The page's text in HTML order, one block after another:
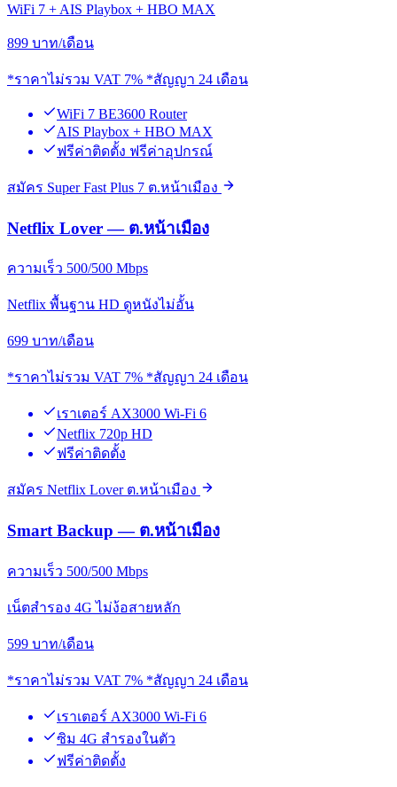
WiFi 7 + AIS Playbox + HBO MAX
899 บาท/เดือน
*ราคาไม่รวม VAT 7% *สัญญา 24 เดือน
WiFi 7 BE3600 Router
AIS Playbox + HBO MAX
ฟรีค่าติดตั้ง ฟรีค่าอุปกรณ์
สมัคร Super Fast Plus 7 ต.หน้าเมือง
Netflix Lover — ต.หน้าเมือง
ความเร็ว 500/500 Mbps
Netflix พื้นฐาน HD ดูหนังไม่อั้น
699 บาท/เดือน
*ราคาไม่รวม VAT 7% *สัญญา 24 เดือน
เราเตอร์ AX3000 Wi-Fi 6
Netflix 720p HD
ฟรีค่าติดตั้ง
สมัคร Netflix Lover ต.หน้าเมือง
Smart Backup — ต.หน้าเมือง
ความเร็ว 500/500 Mbps
เน็ตสำรอง 4G ไม่ง้อสายหลัก
599 บาท/เดือน
*ราคาไม่รวม VAT 7% *สัญญา 24 เดือน
เราเตอร์ AX3000 Wi-Fi 6
ซิม 4G สำรองในตัว
ฟรีค่าติดตั้ง